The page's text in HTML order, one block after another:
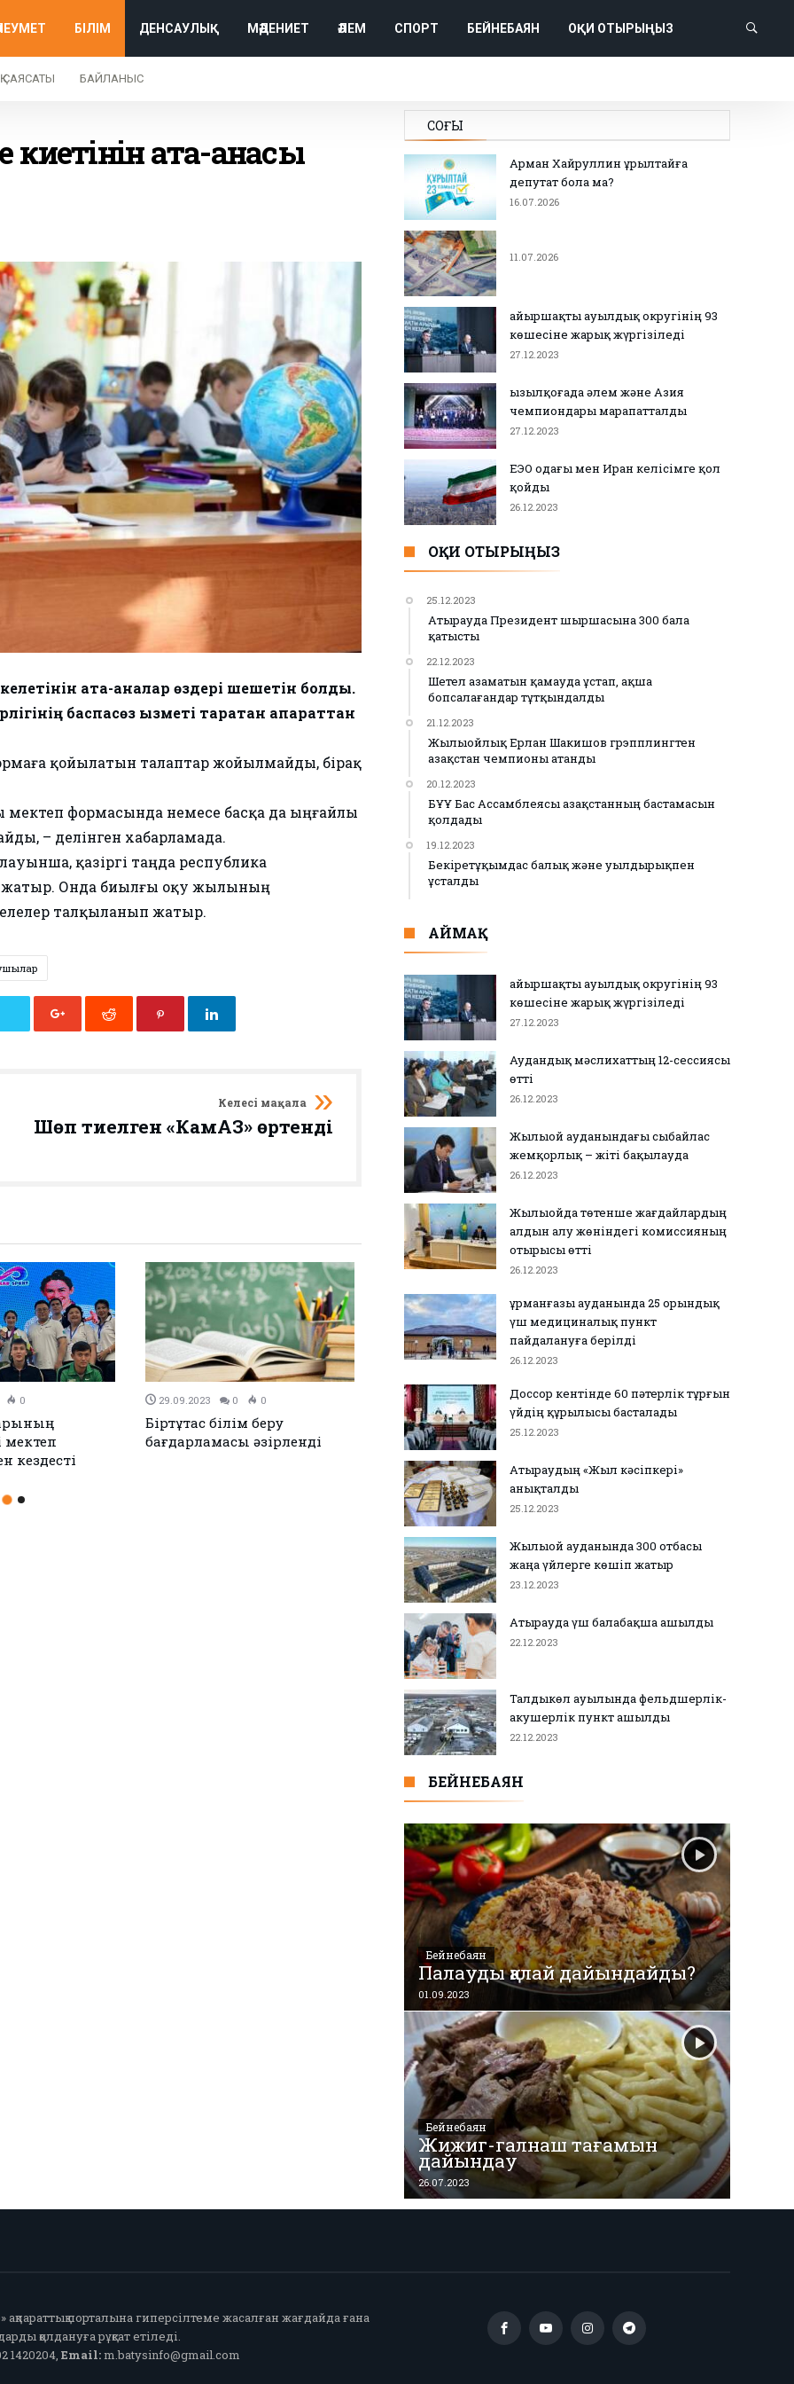
БІЛІМ ДЕНСАУЛЫҚ МӘДЕНИЕТ ӘЛЕМ СПОРТ БЕЙНЕБАЯН ОҚИ ОТЫРЫҢЫЗ
САЯСАТЫ БАЙЛАНЫС
ата-анасы
ата-аналар өздері шешетін болды.
баспасөз қызметі таратқан ақпараттан
қойылатын талаптар жойылмайды, бірақ
мектеп формасында немесе басқа да ыңғайлы
– делінген хабарламада.
қазіргі таңда республика
жатыр. Онда биылғы оқу жылының
талқыланып жатыр.
Келесі мақала
Шөп тиелген «КамАЗ» өртенді
0
610 млн.
18.09.2023 0 0
Атыраудағы STEAM
орталығында «Ашық есік күні»
СОҢҒЫ
Арман Хайруллин Құрылтайға
депутат бола ма?
16.07.2026
11.07.2026
Қайыршақты ауылдық округінің 93
көшесіне жарық жүргізіледі
27.12.2023
Қызылқоғада әлем және Азия
чемпиондары марапатталды
27.12.2023
ЕЭО одағы мен Иран келісімге қол
қойды
26.12.2023
ОҚИ ОТЫРЫҢЫЗ
25.12.2023
Атырауда Президент шыршасына 300 бала
қатысты
22.12.2023
Шетел азаматын қамауда ұстап, ақша
бопсалағандар тұтқындалды
21.12.2023
Жылыойлық Ерлан Шакишов грэпплингтен
Қазақстан чемпионы атанды
20.12.2023
БҰҰ Бас Ассамблеясы Қазақстанның бастамасын
қолдады
19.12.2023
Бекіретұқымдас балық және уылдырықпен
ұсталды
АЙМАҚ
Қайыршақты ауылдық округінің 93
көшесіне жарық жүргізіледі
27.12.2023
Аудандық мәслихаттың 12-сессиясы
өтті
26.12.2023
Жылыой ауданындағы сыбайлас
жемқорлық – жіті бақылауда
26.12.2023
Жылыойда төтенше жағдайлардың
алдын алу жөніндегі комиссияның
отырысы өтті
26.12.2023
Құрманғазы ауданында 25 орындық
үш медициналық пункт
пайдалануға берілді
26.12.2023
Доссор кентінде 60 пәтерлік тұрғын
үйдің құрылысы басталады
25.12.2023
Атыраудың «Жыл кәсіпкері»
анықталды
25.12.2023
Жылыой ауданында 300 отбасы
жаңа үйлерге көшіп жатыр
23.12.2023
Атырауда үш балабақша ашылды
22.12.2023
Талдыкөл ауылында фельдшерлік-
акушерлік пункт ашылды
22.12.2023
БЕЙНЕБАЯН
Бейнебаян
Палауды қалай дайындайды?
01.09.2023
Бейнебаян
Жижиг-галнаш тағамын
дайындау
26.07.2023
ақпараттық порталына гиперсілтеме жасалған жағдайда ғана
қолдануға рұқсат етіледі.
1420204, Email:m.batysinfo@gmail.com